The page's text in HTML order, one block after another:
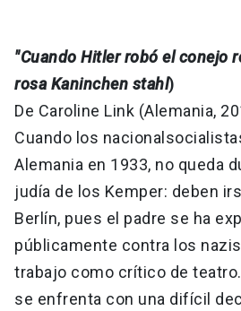
"Cuando Hitler robó el conejo
rosa Kaninchen stahl)
De Caroline Link (Alemania,
Cuando los
Alemania en 1933, no queda
judía de los Kemper: deben
Berlín, pues el padre se ha
públicamente contra los
trabajo como crítico de
se enfrenta con una difícil